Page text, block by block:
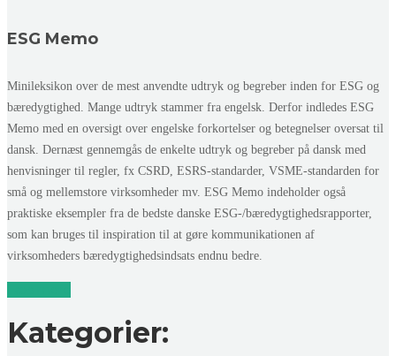
ESG Memo
Minileksikon over de mest anvendte udtryk og begreber inden for ESG og
bæredygtighed. Mange udtryk stammer fra engelsk. Derfor indledes ESG
Memo med en oversigt over engelske forkortelser og betegnelser oversat til
dansk. Dernæst gennemgås de enkelte udtryk og begreber på dansk med
henvisninger til regler, fx CSRD, ESRS-standarder, VSME-standarden for
små og mellemstore virksomheder mv. ESG Memo indeholder også
praktiske eksempler fra de bedste danske ESG-/bæredygtighedsrapporter,
som kan bruges til inspiration til at gøre kommunikationen af
virksomheders bæredygtighedsindsats endnu bedre.
Kategorier: